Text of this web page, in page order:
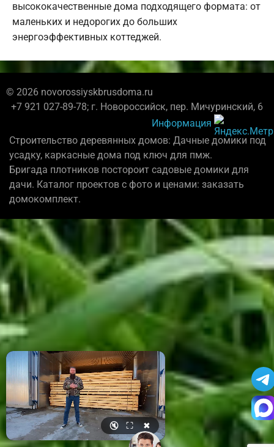
высококачественные дома подходящего формата: от
маленьких и недорогих до больших
энергоэффективных коттеджей.
© 2026 novorossiyskbrusdoma.ru
+7 921 027-89-78; г. Новороссийск, пер. Мичуринский, 6
Информация
Строительство деревянных домов: Дачные домики под
усадку, каркасные дома под ключ для пмж.
Бригада плотников постороит садовые домики для
дачи. Каталог проектов с фото и ценами: заказать
домокомплект.
🔇 ⛶ ✖